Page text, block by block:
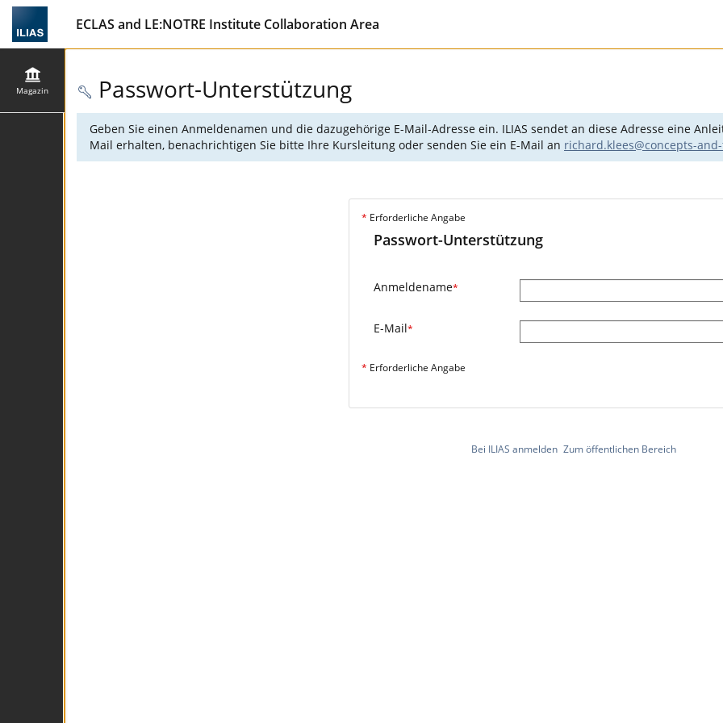
ECLAS and LE:NOTRE Institute Collaboration Area
Magazin Passwort-Unterstützung
Geben Sie einen Anmeldenamen und die dazugehörige E-Mail-Adresse ein. ILIAS sendet an diese Adresse eine
Mail erhalten, benachrichtigen Sie bitte Ihre Kursleitung oder senden Sie ein E-Mail an richard.klees@concepts-
* Erforderliche Angabe
Passwort-Unterstützung
Anmeldename*
E-Mail*
* Erforderliche Angabe
Bei ILIAS anmelden Zum öffentlichen Bereich